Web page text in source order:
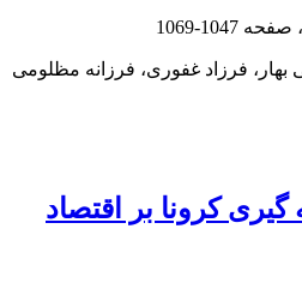
1047-1069
بهار، فرزاد غفوری، فرزانه مظلومی
کرونا بر اقتصاد